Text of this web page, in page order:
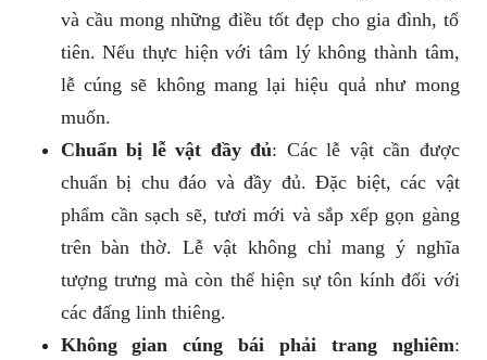
và cầu mong những điều tốt đẹp cho gia đình, tổ
tiên. Nếu thực hiện với tâm lý không thành tâm,
lễ cúng sẽ không mang lại hiệu quả như mong
muốn.
Chuẩn bị lễ vật đầy đủ: Các lễ vật cần được
chuẩn bị chu đáo và đầy đủ. Đặc biệt, các vật
phẩm cần sạch sẽ, tươi mới và sắp xếp gọn gàng
trên bàn thờ. Lễ vật không chỉ mang ý nghĩa
tượng trưng mà còn thể hiện sự tôn kính đối với
các đấng linh thiêng.
Không gian cúng bái phải trang nghiêm: